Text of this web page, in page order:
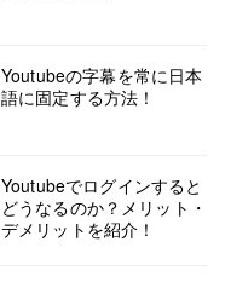
Youtubeの字幕を常に日本
語に固定する方法！
Youtubeでログインすると
どうなるのか？メリット・
デメリットを紹介！